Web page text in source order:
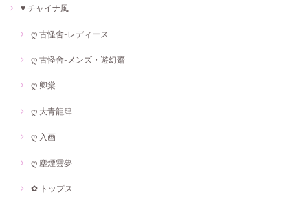
♥ チャイナ風
ღ 古怪舍-レディース
ღ 古怪舍-メンズ・遊幻齋
ღ 卿棠
ღ 大青龍肆
ღ 入画
ღ 塵煙雲夢
✿ トップス